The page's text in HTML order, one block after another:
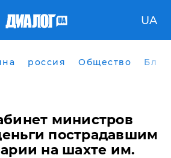
UA
россия Общество
министров
пострадавшим
на шахте им.